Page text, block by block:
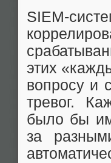
SIEM-
этих
вопросу и
тревог.
было бы
за